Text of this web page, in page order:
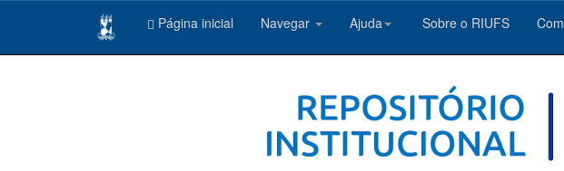
Página inicial Navegar Ajuda Sobre o RIUFS